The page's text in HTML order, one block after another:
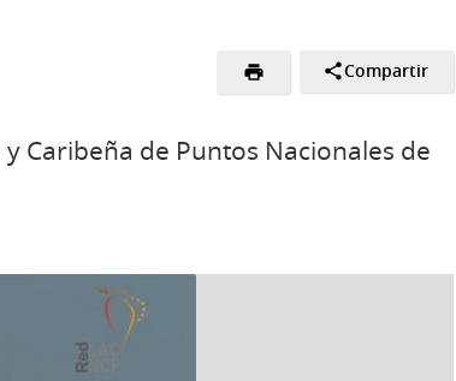
Compartir
Caribeña de Puntos Nacionales de